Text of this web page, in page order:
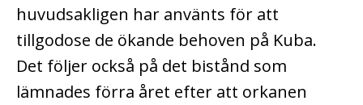
huvudsakligen har använts för att
tillgodose de ökande behoven på Kuba.
Det följer också på det bistånd som
lämnades förra året efter att orkanen